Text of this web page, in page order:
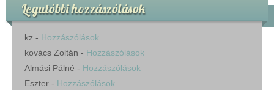
Legutóbbi hozzászólások
kz - Hozzászólások
kovács Zoltán - Hozzászólások
Almási Pálné - Hozzászólások
Eszter - Hozzászólások